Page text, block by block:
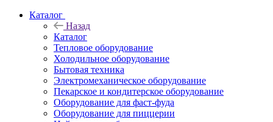
Каталог
Назад
Каталог
Тепловое оборудование
Холодильное оборудование
Бытовая техника
Электромеханическое оборудование
Пекарское и кондитерское оборудование
Оборудование для фаст-фуда
Оборудование для пиццерии